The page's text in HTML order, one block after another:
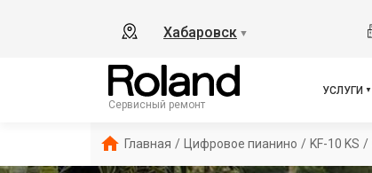
Хабаровск ▼
Сервисный ремонт
УСЛУГИ
Главная / Цифровое пианино / KF-10 KS /